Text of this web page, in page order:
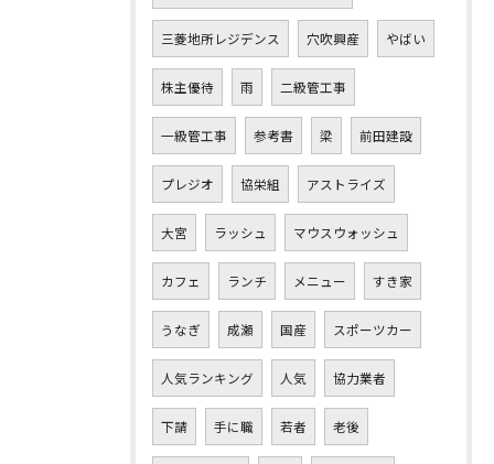
三菱地所レジデンス 穴吹興産 やばい
株主優待 雨 二級管工事
一級管工事 参考書 梁 前田建設
プレジオ 協栄組 アストライズ
大宮 ラッシュ マウスウォッシュ
カフェ ランチ メニュー すき家
うなぎ 成瀬 国産 スポーツカー
人気ランキング 人気 協力業者
下請 手に職 若者 老後